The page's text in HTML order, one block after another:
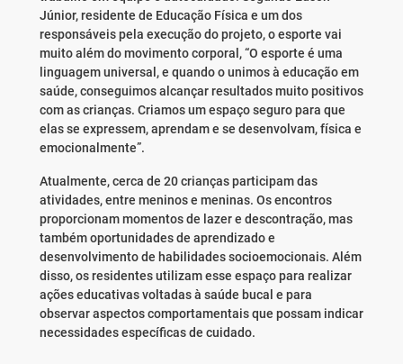
Júnior, residente de Educação Física e um dos
responsáveis pela execução do projeto, o esporte vai
muito além do movimento corporal, “O esporte é uma
linguagem universal, e quando o unimos à educação em
saúde, conseguimos alcançar resultados muito positivos
com as crianças. Criamos um espaço seguro para que
elas se expressem, aprendam e se desenvolvam, física e
emocionalmente”.
Atualmente, cerca de 20 crianças participam das
atividades, entre meninos e meninas. Os encontros
proporcionam momentos de lazer e descontração, mas
também oportunidades de aprendizado e
desenvolvimento de habilidades socioemocionais. Além
disso, os residentes utilizam esse espaço para realizar
ações educativas voltadas à saúde bucal e para
observar aspectos comportamentais que possam indicar
necessidades específicas de cuidado.